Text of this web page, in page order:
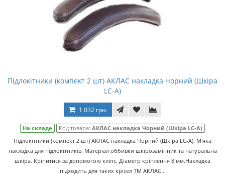
Підлокітники (компект 2 шт) АКЛАС накладка Чорний (Шкіра
LC-A)
1 032 грн.
На складе Код товара: АКЛАС накладка Чорний (Шкіра LC-A)
Підлокітники (компект 2 шт) АКЛАС накладка Чорний (Шкіра LC-A). М'яка
накладка для підлокітників. Матеріал оббивки шкірозамінник та натуральна
шкіра. Кріпитися за допомогою кліпс. Діаметр кріплення 8 мм.Накладка
підходить для таких крісел ТМ АКЛАС:..